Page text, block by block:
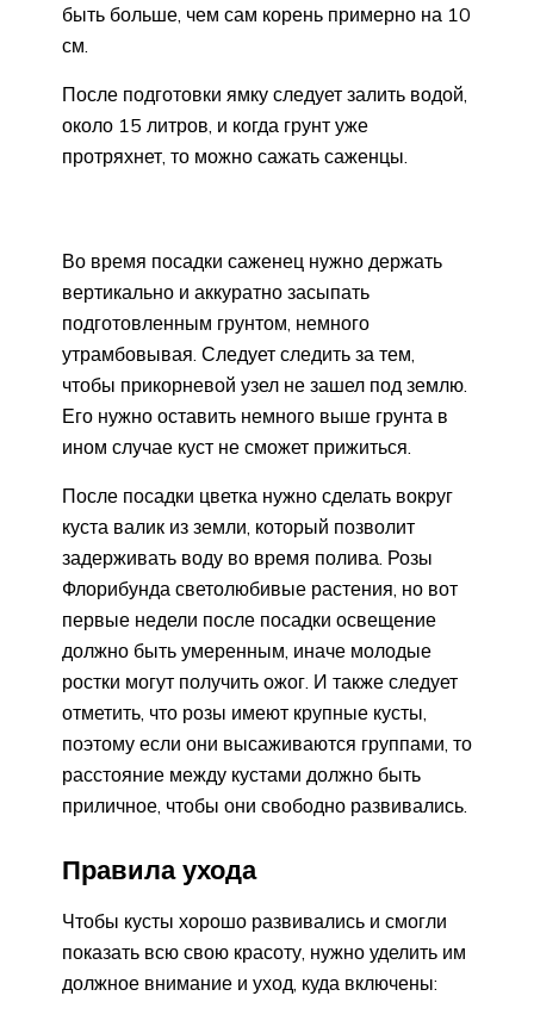
быть больше, чем сам корень примерно на 10
см.
После подготовки ямку следует залить водой,
около 15 литров, и когда грунт уже
протряхнет, то можно сажать саженцы.
Во время посадки саженец нужно держать
вертикально и аккуратно засыпать
подготовленным грунтом, немного
утрамбовывая. Следует следить за тем,
чтобы прикорневой узел не зашел под землю.
Его нужно оставить немного выше грунта в
ином случае куст не сможет прижиться.
После посадки цветка нужно сделать вокруг
куста валик из земли, который позволит
задерживать воду во время полива. Розы
Флорибунда светолюбивые растения, но вот
первые недели после посадки освещение
должно быть умеренным, иначе молодые
ростки могут получить ожог. И также следует
отметить, что розы имеют крупные кусты,
поэтому если они высаживаются группами, то
расстояние между кустами должно быть
приличное, чтобы они свободно развивались.
Правила ухода
Чтобы кусты хорошо развивались и смогли
показать всю свою красоту, нужно уделить им
должное внимание и уход, куда включены: